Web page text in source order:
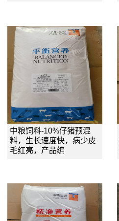
中粮饲料-10%仔猪预混
料，生长速度快，病少皮
毛红亮，产品编